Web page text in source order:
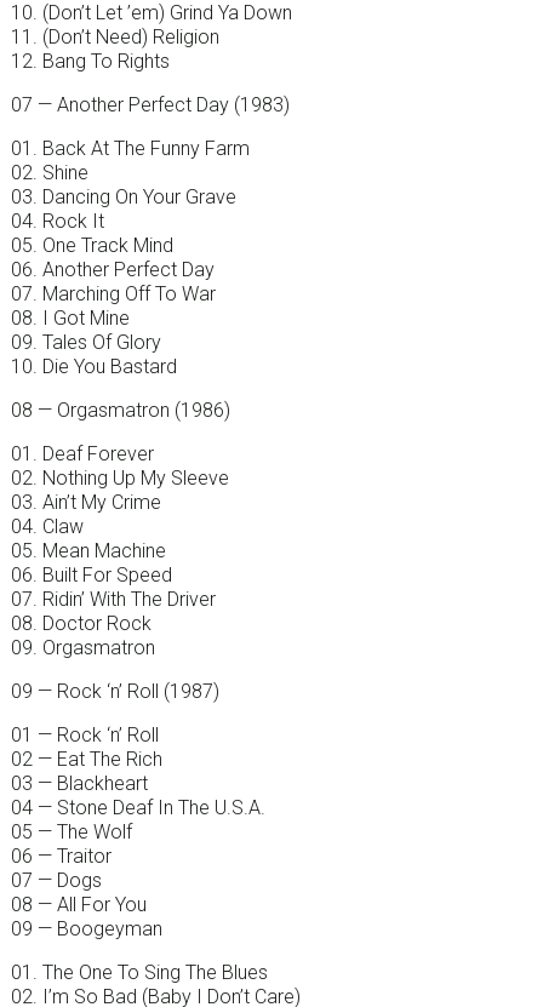
10. (Don’t Let ’em) Grind Ya Down
11. (Don’t Need) Religion
12. Bang To Rights
07 — Another Perfect Day (1983)
01. Back At The Funny Farm
02. Shine
03. Dancing On Your Grave
04. Rock It
05. One Track Mind
06. Another Perfect Day
07. Marching Off To War
08. I Got Mine
09. Tales Of Glory
10. Die You Bastard
08 — Orgasmatron (1986)
01. Deaf Forever
02. Nothing Up My Sleeve
03. Ain’t My Crime
04. Claw
05. Mean Machine
06. Built For Speed
07. Ridin’ With The Driver
08. Doctor Rock
09. Orgasmatron
09 — Rock ‘n’ Roll (1987)
01 — Rock ‘n’ Roll
02 — Eat The Rich
03 — Blackheart
04 — Stone Deaf In The U.S.A.
05 — The Wolf
06 — Traitor
07 — Dogs
08 — All For You
09 — Boogeyman
01. The One To Sing The Blues
02. I’m So Bad (Baby I Don’t Care)